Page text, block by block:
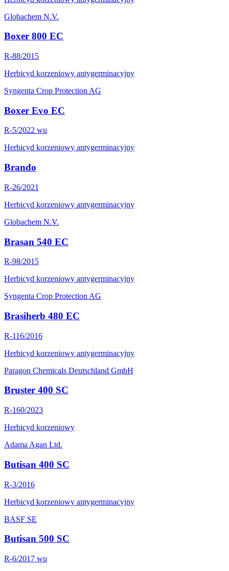
Globachem N.V.
Boxer 800 EC
R-88/2015
Herbicyd korzeniowy antygerminacyjny
Syngenta Crop Protection AG
Boxer Evo EC
R-5/2022 wu
Herbicyd korzeniowy antygerminacyjny
Brando
R-26/2021
Herbicyd korzeniowy antygerminacyjny
Globachem N.V.
Brasan 540 EC
R-98/2015
Herbicyd korzeniowy antygerminacyjny
Syngenta Crop Protection AG
Brasiherb 480 EC
R-116/2016
Herbicyd korzeniowy antygerminacyjny
Paragon Chemicals Deutschland GmbH
Bruster 400 SC
R-160/2023
Herbicyd korzeniowy
Adama Agan Ltd.
Butisan 400 SC
R-3/2016
Herbicyd korzeniowy antygerminacyjny
BASF SE
Butisan 500 SC
R-6/2017 wu